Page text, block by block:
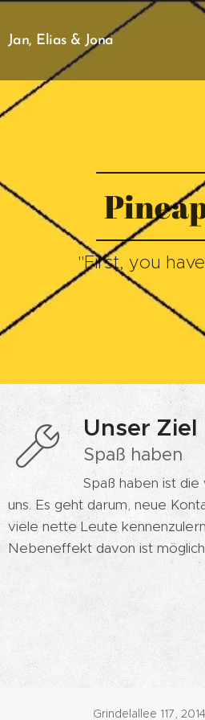
Jan, Elias & Jona
"First, you
Unser Ziel
Spaß haben
Spaß haben ist
uns. Es geht darum, neue
viele nette Leute
Nebeneffekt davon ist
Grindelallee 117,